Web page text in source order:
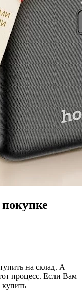
на склад. А
процесс. Если Вам